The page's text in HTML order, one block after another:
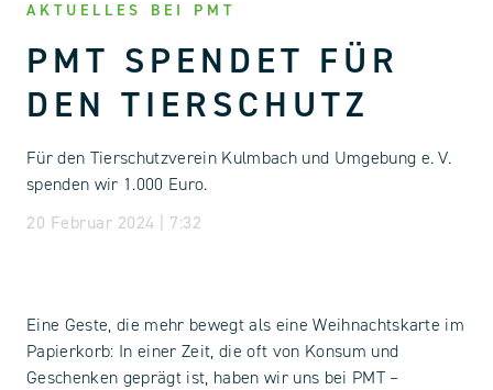
AKTUELLES BEI PMT
PMT SPENDET FÜR
DEN TIERSCHUTZ
Für den Tierschutzverein Kulmbach und Umgebung e. V.
spenden wir 1.000 Euro.
20 Februar 2024 | 7:32
Eine Geste, die mehr bewegt als eine Weihnachtskarte im
Papierkorb: In einer Zeit, die oft von Konsum und
Geschenken geprägt ist, haben wir uns bei PMT –